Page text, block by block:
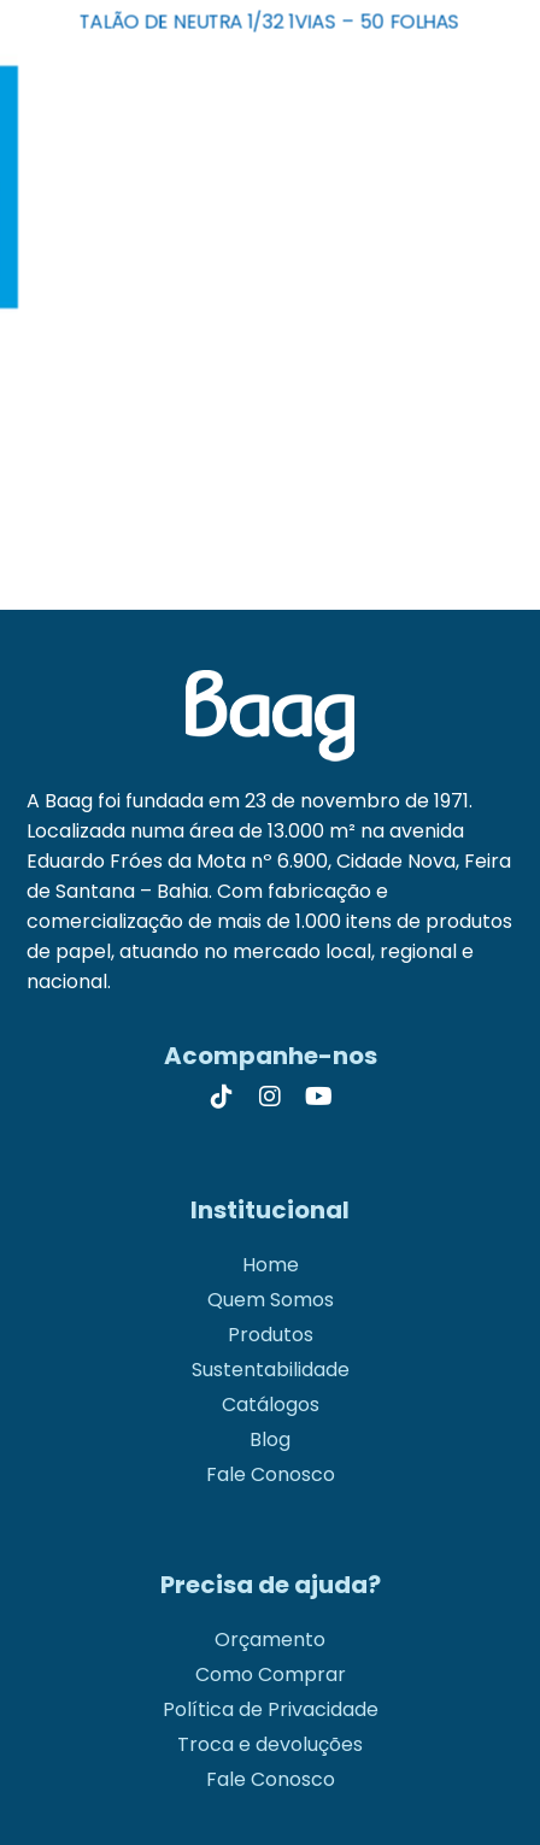
TALÃO DE NEUTRA 1/32 1VIAS – 50 FOLHAS
A Baag foi fundada em 23 de novembro de 1971.
Localizada numa área de 13.000 m² na avenida
Eduardo Fróes da Mota nº 6.900, Cidade Nova, Feira
de Santana – Bahia. Com fabricação e
comercialização de mais de 1.000 itens de produtos
de papel, atuando no mercado local, regional e
nacional.
Acompanhe-nos
Institucional
Home
Quem Somos
Produtos
Sustentabilidade
Catálogos
Blog
Fale Conosco
Precisa de ajuda?
Orçamento
Como Comprar
Política de Privacidade
Troca e devoluções
Fale Conosco